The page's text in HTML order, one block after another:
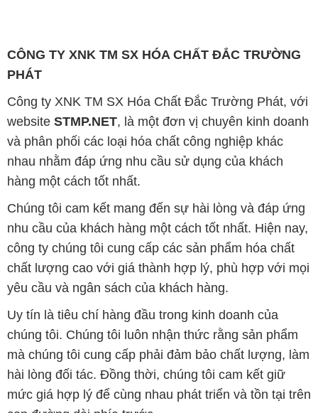
CÔNG TY XNK TM SX HÓA CHẤT ĐẮC TRƯỜNG
PHÁT
Công ty XNK TM SX Hóa Chất Đắc Trường Phát, với
website STMP.NET, là một đơn vị chuyên kinh doanh
và phân phối các loại hóa chất công nghiệp khác
nhau nhằm đáp ứng nhu cầu sử dụng của khách
hàng một cách tốt nhất.
Chúng tôi cam kết mang đến sự hài lòng và đáp ứng
nhu cầu của khách hàng một cách tốt nhất. Hiện nay,
công ty chúng tôi cung cấp các sản phẩm hóa chất
chất lượng cao với giá thành hợp lý, phù hợp với mọi
yêu cầu và ngân sách của khách hàng.
Uy tín là tiêu chí hàng đầu trong kinh doanh của
chúng tôi. Chúng tôi luôn nhận thức rằng sản phẩm
mà chúng tôi cung cấp phải đảm bảo chất lượng, làm
hài lòng đối tác. Đồng thời, chúng tôi cam kết giữ
mức giá hợp lý để cùng nhau phát triển và tồn tại trên